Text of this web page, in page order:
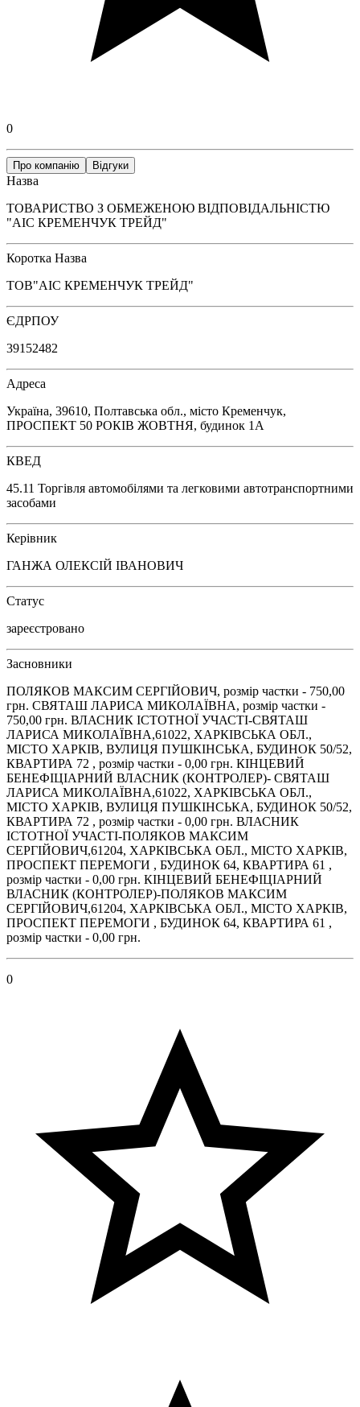
0
Про компанію Відгуки
Назва
ТОВАРИСТВО З ОБМЕЖЕНОЮ ВІДПОВІДАЛЬНІСТЮ
"АІС КРЕМЕНЧУК ТРЕЙД"
Коротка Назва
ТОВ"АІС КРЕМЕНЧУК ТРЕЙД"
ЄДРПОУ
39152482
Адреса
Україна, 39610, Полтавська обл., місто Кременчук,
ПРОСПЕКТ 50 РОКІВ ЖОВТНЯ, будинок 1А
КВЕД
45.11 Торгівля автомобілями та легковими автотранспортними
засобами
Керівник
ГАНЖА ОЛЕКСІЙ ІВАНОВИЧ
Статус
зареєстровано
Засновники
ПОЛЯКОВ МАКСИМ СЕРГІЙОВИЧ, розмір частки - 750,00
грн. СВЯТАШ ЛАРИСА МИКОЛАЇВНА, розмір частки -
750,00 грн. ВЛАСНИК ІСТОТНОЇ УЧАСТІ-СВЯТАШ
ЛАРИСА МИКОЛАЇВНА,61022, ХАРКІВСЬКА ОБЛ.,
МІСТО ХАРКІВ, ВУЛИЦЯ ПУШКІНСЬКА, БУДИНОК 50/52,
КВАРТИРА 72 , розмір частки - 0,00 грн. КІНЦЕВИЙ
БЕНЕФІЦІАРНИЙ ВЛАСНИК (КОНТРОЛЕР)- СВЯТАШ
ЛАРИСА МИКОЛАЇВНА,61022, ХАРКІВСЬКА ОБЛ.,
МІСТО ХАРКІВ, ВУЛИЦЯ ПУШКІНСЬКА, БУДИНОК 50/52,
КВАРТИРА 72 , розмір частки - 0,00 грн. ВЛАСНИК
ІСТОТНОЇ УЧАСТІ-ПОЛЯКОВ МАКСИМ
СЕРГІЙОВИЧ,61204, ХАРКІВСЬКА ОБЛ., МІСТО ХАРКІВ,
ПРОСПЕКТ ПЕРЕМОГИ , БУДИНОК 64, КВАРТИРА 61 ,
розмір частки - 0,00 грн. КІНЦЕВИЙ БЕНЕФІЦІАРНИЙ
ВЛАСНИК (КОНТРОЛЕР)-ПОЛЯКОВ МАКСИМ
СЕРГІЙОВИЧ,61204, ХАРКІВСЬКА ОБЛ., МІСТО ХАРКІВ,
ПРОСПЕКТ ПЕРЕМОГИ , БУДИНОК 64, КВАРТИРА 61 ,
розмір частки - 0,00 грн.
0